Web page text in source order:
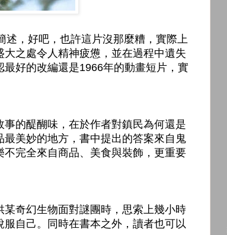
，好吧，也許這片沒那麼糟，實際上
之處令人精神疲憊，並在過程中遺失
好的改編還是1966年的動畫短片，實
的醍醐味，在於作者對鎮民為何還是
美妙的地方，書中提出的答案來自鬼
完全來自商品、美食與裝飾，更重要
奇幻生物面對謎團時，思索上幾小時
自己。同時在書本之外，讀者也可以